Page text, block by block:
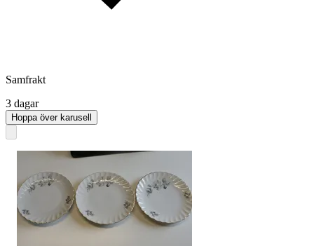
Samfrakt
3 dagar
Hoppa över karusell